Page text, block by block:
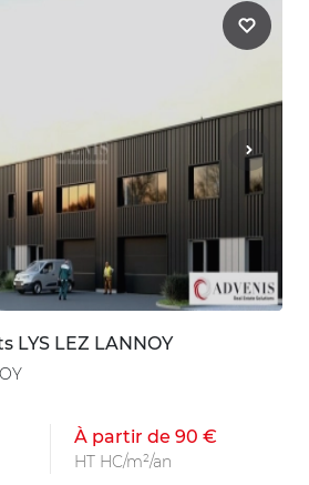
LYS LEZ LANNOY
À partir de 90 €
HT HC/m²/an